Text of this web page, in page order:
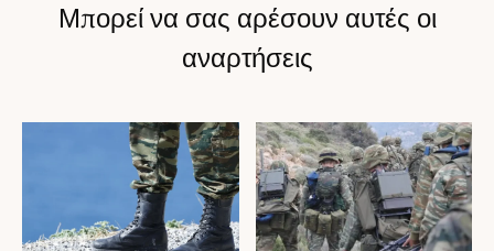
Μπορεί να σας αρέσουν αυτές οι
αναρτήσεις